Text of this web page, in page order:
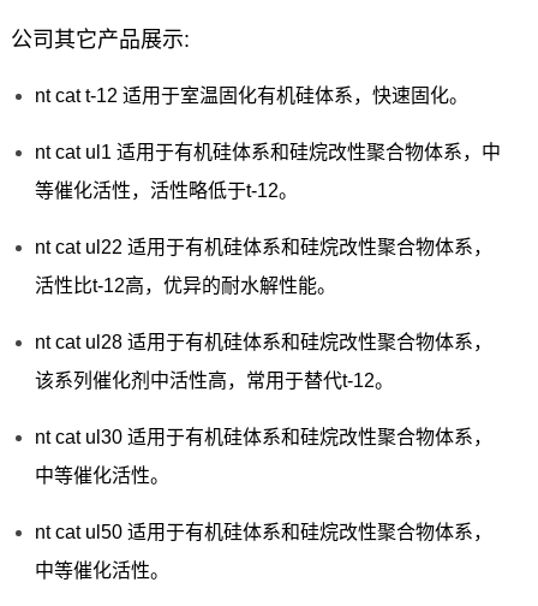
公司其它产品展示:
nt cat t-12 适用于室温固化有机硅体系，快速固化。
nt cat ul1 适用于有机硅体系和硅烷改性聚合物体系，中
等催化活性，活性略低于t-12。
nt cat ul22 适用于有机硅体系和硅烷改性聚合物体系，
活性比t-12高，优异的耐水解性能。
nt cat ul28 适用于有机硅体系和硅烷改性聚合物体系，
该系列催化剂中活性高，常用于替代t-12。
nt cat ul30 适用于有机硅体系和硅烷改性聚合物体系，
中等催化活性。
nt cat ul50 适用于有机硅体系和硅烷改性聚合物体系，
中等催化活性。